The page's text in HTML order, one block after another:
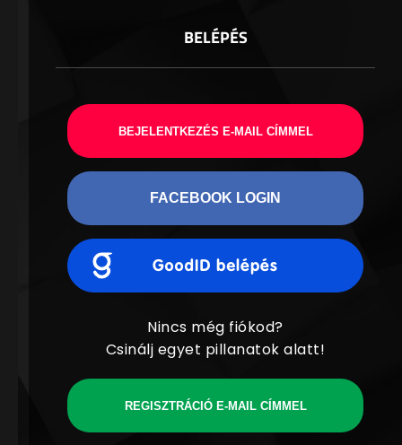
BELÉPÉS
BEJELENTKEZÉS E-MAIL CÍMMEL
FACEBOOK LOGIN
Nincs még fiókod?
Csinálj egyet pillanatok alatt!
REGISZTRÁCIÓ E-MAIL CÍMMEL